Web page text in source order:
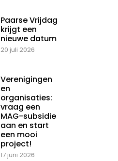
Paarse Vrijdag
krijgt een
nieuwe datum
20 juli 2026
Verenigingen
en
organisaties:
vraag een
MAG-subsidie
aan en start
een mooi
project!
17 juni 2026